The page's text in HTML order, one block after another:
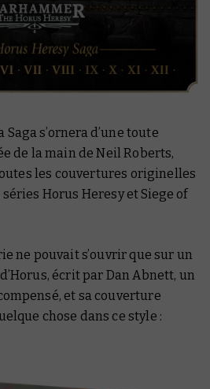
s’ornera d’une toute
de la main de Neil Roberts,
les couvertures originelles
Horus Heresy et Siege of
ne pouvait s’ouvrir que sur un
, écrit par Dan Abnett, un
et sa couverture
chose dans ce style :